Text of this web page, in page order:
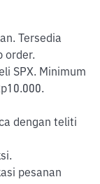
Tersedia
order.
SPX. Minimum
dengan teliti
pesanan